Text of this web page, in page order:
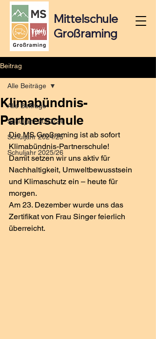
Mittelschule
Großraming
Beitrag
Alle Beiträge
Schuljahr 2023/24
Schuljahr 2024/25
Schuljahr 2025/26
Alle Beiträge
Klimabündnis-
Partnerschule
Die MS Großraming ist ab sofort
Klimabündnis-Partnerschule!
Damit setzen wir uns aktiv für
Nachhaltigkeit, Umweltbewusstsein
und Klimaschutz ein – heute für
morgen.
Am 23. Dezember wurde uns das
Zertifikat von Frau Singer feierlich
überreicht.